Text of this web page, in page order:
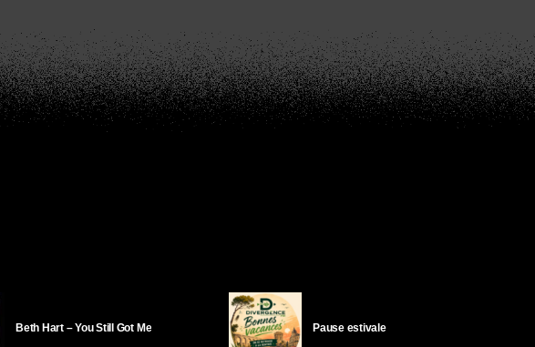
Beth Hart – You Still Got Me Pause estivale